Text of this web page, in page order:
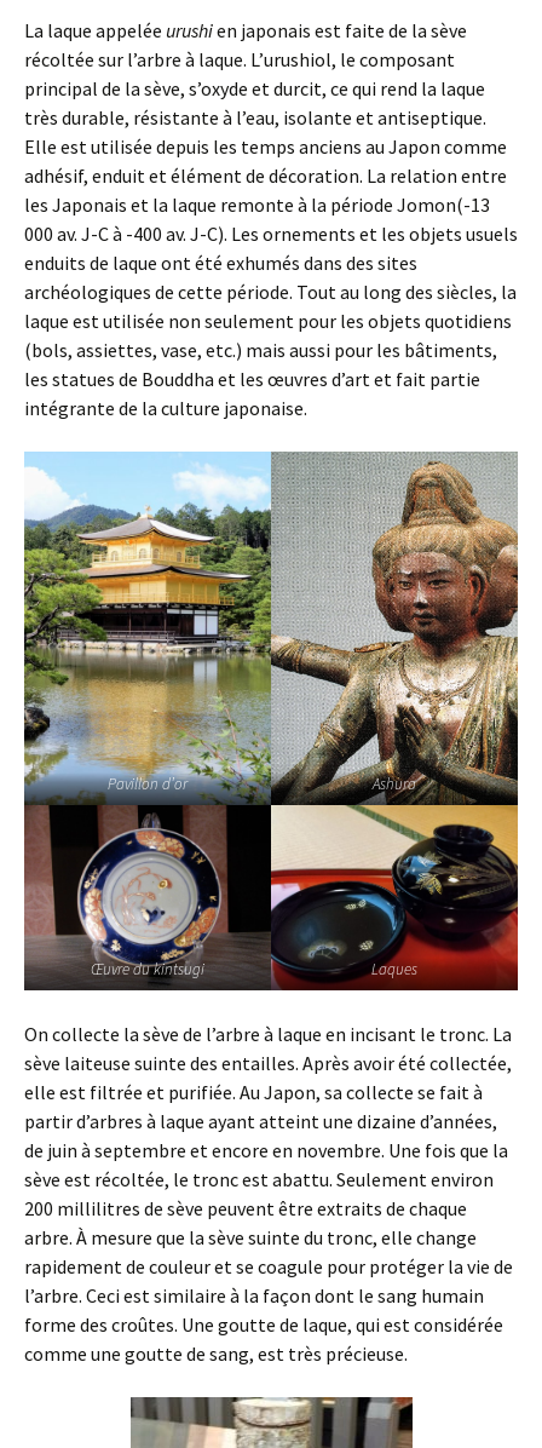
La laque appelée urushien japonais est faite de la sève
récoltée sur l’arbre à laque. L’urushiol, le composant
principal de la sève, s’oxyde et durcit, ce qui rend la laque
très durable, résistante à l’eau, isolante et antiseptique.
Elle est utilisée depuis les temps anciens au Japon comme
adhésif, enduit et élément de décoration. La relation entre
les Japonais et la laque remonte à la période Jomon(-13
000 av. J-C à -400 av. J-C). Les ornements et les objets usuels
enduits de laque ont été exhumés dans des sites
archéologiques de cette période. Tout au long des siècles, la
laque est utilisée non seulement pour les objets quotidiens
(bols, assiettes, vase, etc.) mais aussi pour les bâtiments,
les statues de Bouddha et les œuvres d’art et fait partie
intégrante de la culture japonaise.
Pavillon d’or Ashura
Œuvre du kintsugi Laques
On collecte la sève de l’arbre à laque en incisant le tronc. La
sève laiteuse suinte des entailles. Après avoir été collectée,
elle est filtrée et purifiée. Au Japon, sa collecte se fait à
partir d’arbres à laque ayant atteint une dizaine d’années,
de juin à septembre et encore en novembre. Une fois que la
sève est récoltée, le tronc est abattu. Seulement environ
200 millilitres de sève peuvent être extraits de chaque
arbre. À mesure que la sève suinte du tronc, elle change
rapidement de couleur et se coagule pour protéger la vie de
l’arbre. Ceci est similaire à la façon dont le sang humain
forme des croûtes. Une goutte de laque, qui est considérée
comme une goutte de sang, est très précieuse.